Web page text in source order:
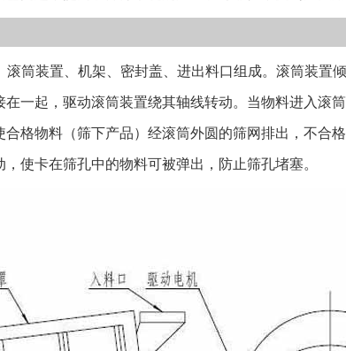
中不锈钢分为201,304,316等）；
式、敞开式两种类型； 3、选取开
口、排气口等； 4、设备基础采
构； 设备在出厂前均在厂家运行
输中可能会发生不可预知的状况，
动现象，如未侧地确认妥当，严
动； 6、机器运转两小时以后，
7、空载试机确认正常后可以开始
装置、机架、密封盖、进出料口组成。滚筒装置倾
一起，驱动滚筒装置绕其轴线转动。当物料进入滚
格物料（筛下产品）经滚筒外圆的筛网排出，不合
使卡在筛孔中的物料可被弹出，防止筛孔堵塞。